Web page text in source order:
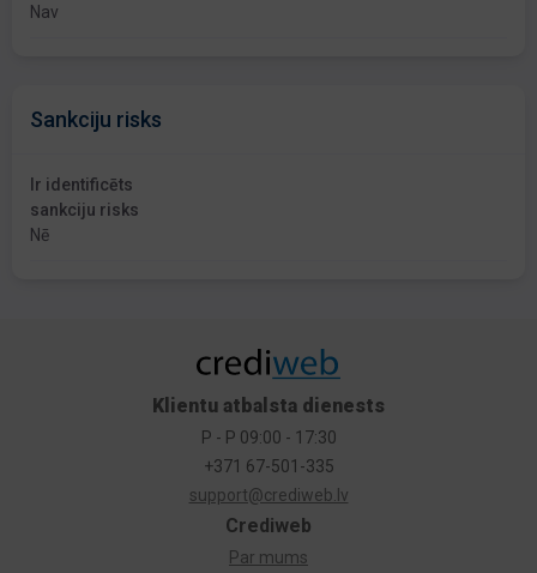
Nav
Sankciju risks
Ir identificēts
sankciju risks
Nē
Crediweb
Par mums
Klientu atbalsta dienests
P - P 09:00 - 17:30
+371 67-501-335
support@crediweb.lv